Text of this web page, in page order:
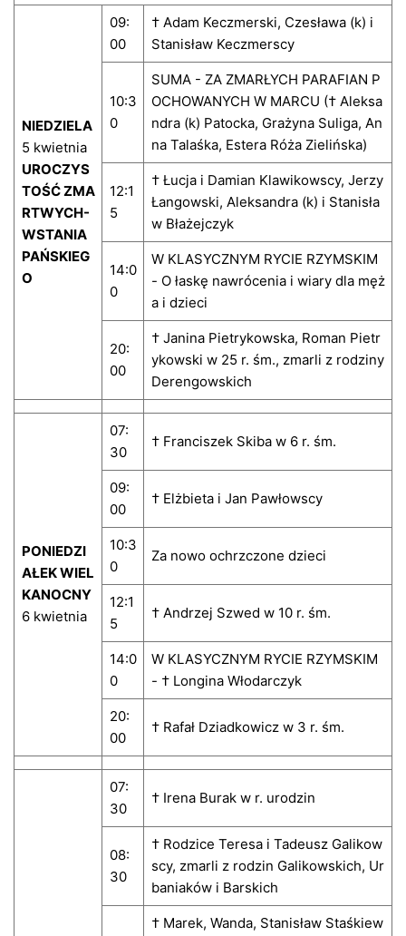
NIEDZIELA
5 kwietnia
UROCZYS
TOŚĆ ZMA
RTWYCH-
WSTANIA
PAŃSKIEG
O
09:
00
† Adam Keczmerski, Czesława (k) i
Stanisław Keczmerscy
10:3
0
SUMA - ZA ZMARŁYCH PARAFIAN P
OCHOWANYCH W MARCU († Aleksa
ndra (k) Patocka, Grażyna Suliga, An
na Talaśka, Estera Róża Zielińska)
12:1
5
† Łucja i Damian Klawikowscy, Jerzy
Łangowski, Aleksandra (k) i Stanisła
w Błażejczyk
14:0
0
W KLASYCZNYM RYCIE RZYMSKIM
- O łaskę nawrócenia i wiary dla męż
a i dzieci
20:
00
† Janina Pietrykowska, Roman Pietr
ykowski w 25 r. śm., zmarli z rodziny
Derengowskich
PONIEDZI
AŁEK WIEL
KANOCNY
6 kwietnia
07:
30
† Franciszek Skiba w 6 r. śm.
09:
00
† Elżbieta i Jan Pawłowscy
10:3
0
Za nowo ochrzczone dzieci
12:1
5
† Andrzej Szwed w 10 r. śm.
14:0
0
W KLASYCZNYM RYCIE RZYMSKIM
- † Longina Włodarczyk
20:
00
† Rafał Dziadkowicz w 3 r. śm.
07:
30
† Irena Burak w r. urodzin
08:
30
† Rodzice Teresa i Tadeusz Galikow
scy, zmarli z rodzin Galikowskich, Ur
baniaków i Barskich
† Marek, Wanda, Stanisław Staśkiew